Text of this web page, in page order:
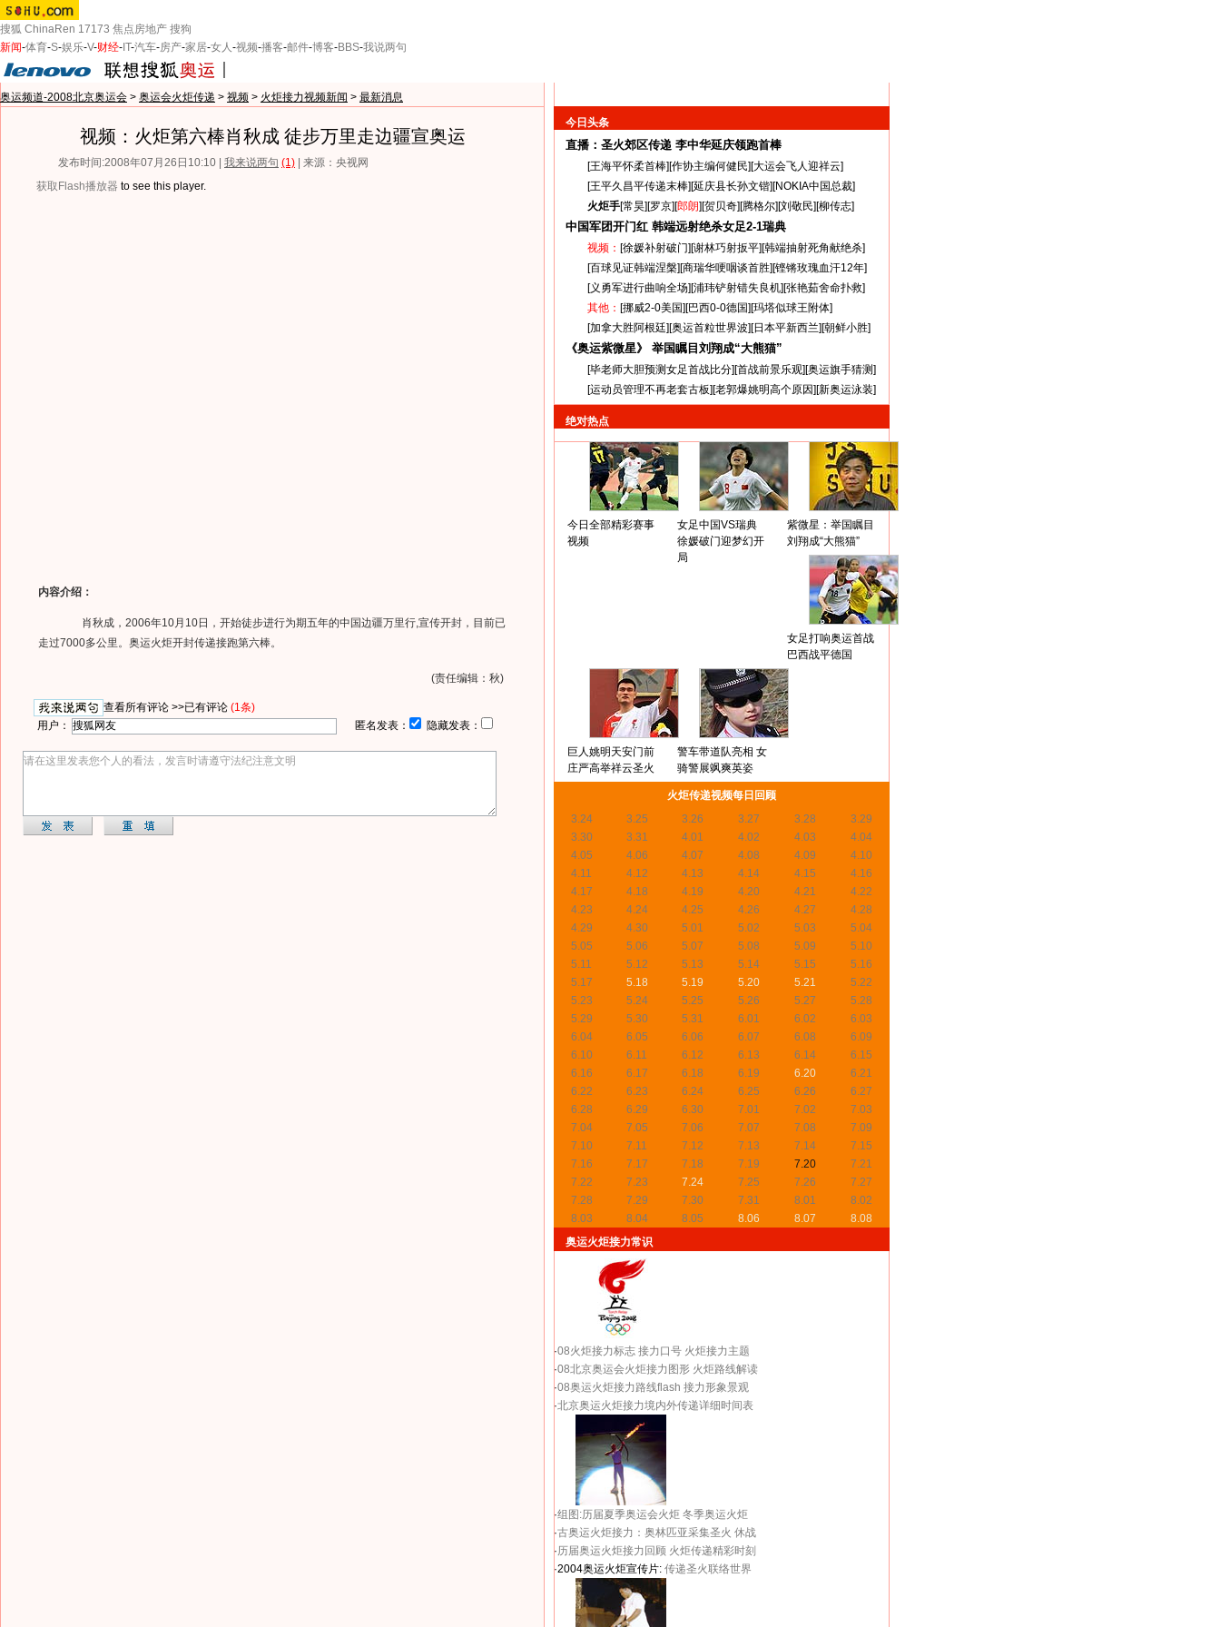
搜狐 ChinaRen 17173 焦点房地产 搜狗
新闻-体育-S-娱乐-V-财经- IT-汽车-房产-家居-女人-视频-播客-邮件-博客-BBS-我说两句
奥运频道-2008北京奥运会 > 奥运会火炬传递 > 视频 > 火炬接力视频新闻 > 最新消息
视频：火炬第六棒肖秋成 徒步万里走边疆宣奥运
发布时间:2008年07月26日10:10 | 我来说两句 (1) | 来源：央视网
获取Flash播放器 to see this player.
内容介绍：
肖秋成，2006年10月10日，开始徒步进行为期五年的中国边疆万里行,宣传开封，目前已
走过7000多公里。奥运火炬开封传递接跑第六棒。
(责任编辑：秋)
查看所有评论 >>已有评论 (1条)
用户：
匿名发表： 隐藏发表：
今日头条
直播：圣火郊区传递 李中华延庆领跑首棒
[王海平怀柔首棒][作协主编何健民][大运会飞人迎祥云]
[王平久昌平传递末棒][延庆县长孙文锴][NOKIA中国总裁]
火炬手[常昊][罗京][郎朗][贺贝奇][腾格尔][刘敬民][柳传志]
中国军团开门红 韩端远射绝杀女足2-1瑞典
视频： [徐媛补射破门][谢林巧射扳平][韩端抽射死角献绝杀]
[百球见证韩端涅槃][商瑞华哽咽谈首胜][铿锵玫瑰血汗12年]
[义勇军进行曲响全场][浦玮铲射错失良机][张艳茹舍命扑救]
其他： [挪威2-0美国][巴西0-0德国][玛塔似球王附体]
[加拿大胜阿根廷][奥运首粒世界波][日本平新西兰][朝鲜小胜]
《奥运紫微星》 举国瞩目刘翔成“大熊猫”
[毕老师大胆预测女足首战比分][首战前景乐观][奥运旗手猜测]
[运动员管理不再老套古板][老郭爆姚明高个原因][新奥运泳装]
绝对热点
今日全部精彩赛事
视频
女足中国VS瑞典
徐媛破门迎梦幻开
局
紫微星：举国瞩目
刘翔成“大熊猫”
女足打响奥运首战
巴西战平德国
巨人姚明天安门前
庄严高举祥云圣火
警车带道队亮相 女
骑警展飒爽英姿
火炬传递视频每日回顾
3.24
3.25 3.26 3.27 3.28
3.29
3.30
3.31 4.01 4.02 4.03
4.04
4.05
4.06 4.07 4.08 4.09
4.10
4.11
4.12 4.13 4.14 4.15
4.16
4.17
4.18 4.19 4.20 4.21
4.22
4.23
4.24 4.25 4.26 4.27
4.28
4.29
4.30 5.01 5.02 5.03
5.04
5.05
5.06 5.07 5.08 5.09
5.10
5.11
5.12 5.13 5.14 5.15
5.16
5.17
5.18 5.19 5.20 5.21
5.22
5.23
5.24 5.25 5.26 5.27
5.28
5.29
5.30 5.31 6.01 6.02
6.03
6.04
6.05 6.06 6.07 6.08
6.09
6.10
6.11 6.12 6.13 6.14
6.15
6.16
6.17 6.18 6.19 6.20
6.21
6.22
6.23 6.24 6.25 6.26
6.27
6.28
6.29 6.30 7.01 7.02
7.03
7.04
7.05 7.06 7.07 7.08
7.09
7.10
7.11 7.12 7.13 7.14
7.15
7.16
7.17 7.18 7.19 7.20
7.21
7.22
7.23 7.24 7.25 7.26
7.27
7.28
7.29 7.30 7.31 8.01
8.02
8.03
8.04 8.05 8.06 8.07
8.08
奥运火炬接力常识
·08火炬接力标志 接力口号 火炬接力主题
·08北京奥运会火炬接力图形 火炬路线解读
·08奥运火炬接力路线flash 接力形象景观
·北京奥运火炬接力境内外传递详细时间表
·组图:历届夏季奥运会火炬 冬季奥运火炬
·古奥运火炬接力：奥林匹亚采集圣火 休战
·历届奥运火炬接力回顾 火炬传递精彩时刻
·2004奥运火炬宣传片: 传递圣火联络世界